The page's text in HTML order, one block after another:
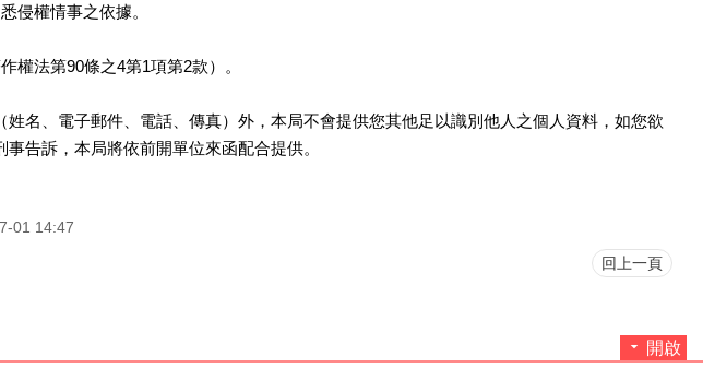
侵權情事之依據。
權法第90條之4第1項第2款）。
名、電子郵件、電話、傳真）外，本局不會提供您其他足以識別他人之個人資料，如您欲
告訴，本局將依前開單位來函配合提供。
01 14:47
回上一頁
開啟